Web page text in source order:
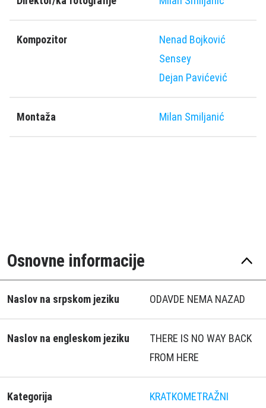
Kompozitor
Nenad Bojković
Sensey
Dejan Pavićević
Montaža Milan Smiljanić
Osnovne informacije
Naslov na srpskom jeziku ODAVDE NEMA NAZAD
Naslov na engleskom jeziku
THERE IS NO WAY BACK
FROM HERE
Kategorija
KRATKOMETRAŽNI